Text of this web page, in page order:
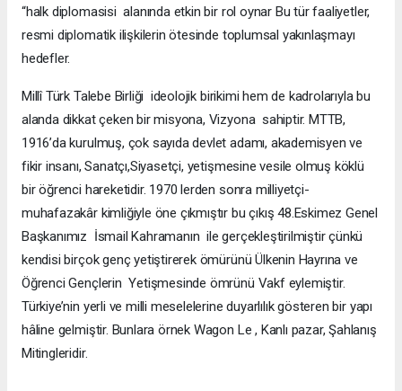
“halk diplomasisi alanında etkin bir rol oynar Bu tür faaliyetler,
resmi diplomatik ilişkilerin ötesinde toplumsal yakınlaşmayı
hedefler.
Millî Türk Talebe Birliği ideolojik birikimi hem de kadrolarıyla bu
alanda dikkat çeken bir misyona, Vizyona sahiptir. MTTB,
1916’da kurulmuş, çok sayıda devlet adamı, akademisyen ve
fikir insanı, Sanatçı,Siyasetçi, yetişmesine vesile olmuş köklü
bir öğrenci hareketidir. 1970 lerden sonra milliyetçi-
muhafazakâr kimliğiyle öne çıkmıştır bu çıkış 48.Eskimez Genel
Başkanımız İsmail Kahramanın ile gerçekleştirilmiştir çünkü
kendisi birçok genç yetiştirerek ömürünü Ülkenin Hayrına ve
Öğrenci Gençlerin Yetişmesinde ömrünü Vakf eylemiştir.
Türkiye’nin yerli ve milli meselelerine duyarlılık gösteren bir yapı
hâline gelmiştir. Bunlara örnek Wagon Le , Kanlı pazar, Şahlanış
Mitingleridir.